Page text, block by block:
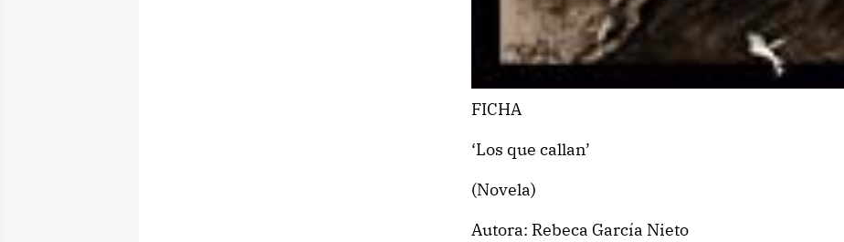
FICHA
‘Los que callan’
(Novela)
Autora: Rebeca García Nieto